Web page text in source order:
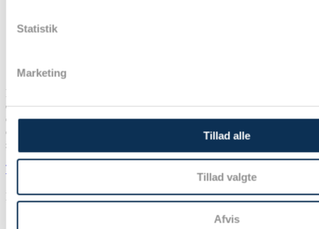
Statistik
Marketing
Tillad alle
Tillad valgte
Afvis
Dansk Selskab for Anæstesiologi og Intensiv Medicin (DASAIM)
er et af de største videnskabelige selskaber i Danmark. Vores formål
er at fremme den videnskabelige og faglige udvikling af selskabets
discipliner samt yde rådgivning i uddannelses- og lægefaglige
spørgsmål.
Twitter
LÆS MERE